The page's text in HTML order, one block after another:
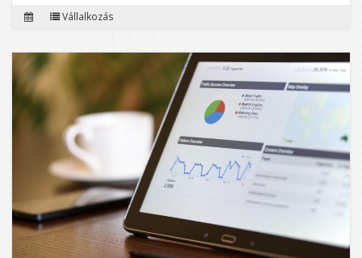
Vállalkozás